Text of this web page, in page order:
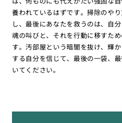
養われているはずです。掃除のや
し、最後にあなたを救うのは、自
魂の叫びと、それを行動に移すた
す。汚部屋という暗闇を抜け、輝
する自分を信じて、最後の一袋、
いてください。